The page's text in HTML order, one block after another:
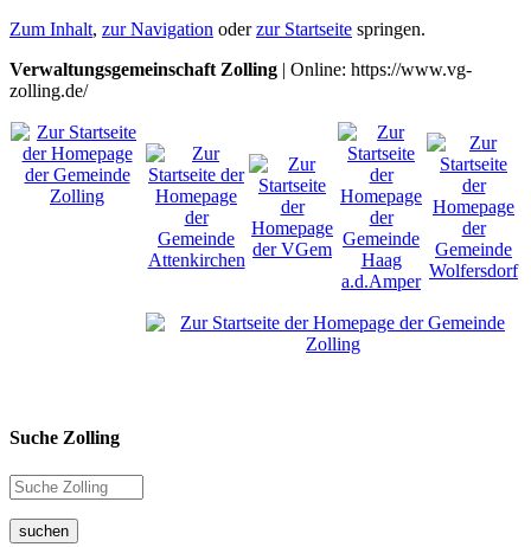
Zum Inhalt, zur Navigation oderzur Startseite springen.
Verwaltungsgemeinschaft Zolling | Online: https://www.vg-
zolling.de/
Suche Zolling
suchen